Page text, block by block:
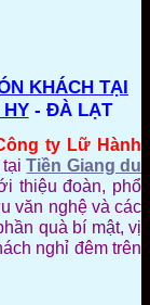
KHÁCH TẠI
- ĐÀ LẠT
ty Lữ Hành
tạiTiền Giang du
thiệu đoàn, phổ
văn nghệ và các
quà bí mật, vị
nghỉ đêm trên